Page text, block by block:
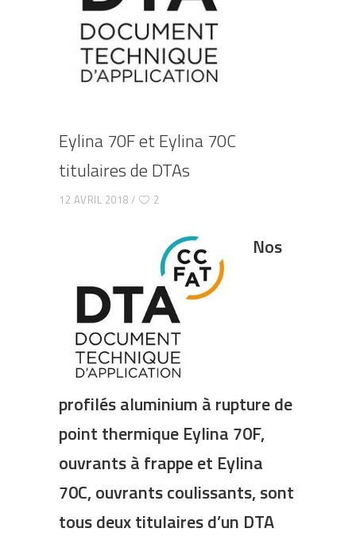
Eylina 70F et Eylina 70C
titulaires de DTAs
12 AVRIL 2018 2
Nos
profilés aluminium à rupture de
point thermique Eylina 70F,
ouvrants à frappe et Eylina
70C, ouvrants coulissants, sont
tous deux titulaires d’un DTA